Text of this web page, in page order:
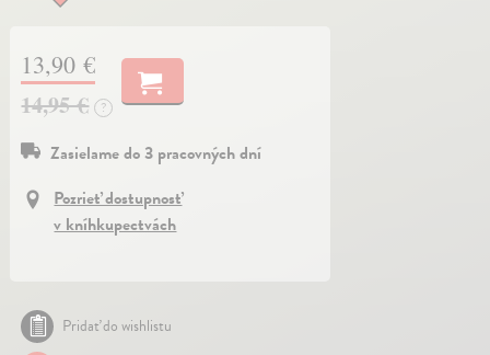
13,90 €
14,95 €
?
Zasielame do 3 pracovných dní
Pozrieť dostupnosť
v kníhkupectvách
Pridať do wishlistu